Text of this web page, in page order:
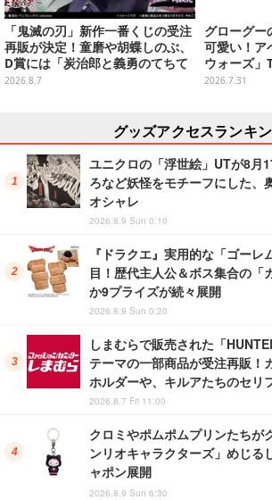
「鬼滅の刃」新作一番くじの受注
再販が決定！童磨や胡蝶しのぶ、
D賞には「炭治郎と義勇のてちて
ちフィギュア」も
2026.8.7
グローグー
可愛い！ア
ウォーズ」
発売
2026.7.31
グッズアクセスランキ
ユニクロの「浮世絵」UTが8月
ろなど妖怪をモチーフにした、
オシャレ
2026.8.9 Sun 0:10
『ドラクエ』実用的な「ゴーレ
目！歴代主人公＆ボス集合の「
か9プライズが続々展開
2026.8.9 Sun 0:20
しまむらで販売された「
テーマの一部商品が受注再販！
ホルダーや、キルアたちのセリ
2026.8.7 Fri 11:00
クロミやポムポムプリンたちが
ンリオキャラクターズ」めじる
ャポン展開
2026.8.9 Sun 6:30